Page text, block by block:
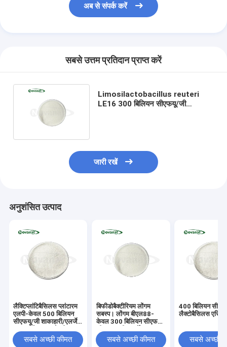
अब से संपर्क करें
सबसे उत्तम प्रतिदान प्राप्त करें
Limosilactobacillus reuteri
LE16 300 बिलियन सीएफयू/जी
जारी रखें
अनुशंसित उत्पाद
लैक्टिप्लांटिबैसिलस प्लांटारम
एलपी-केवल 500 बिलियन
सीएफयू/जी शाकाहारी/एलर्जेन
सबसे अच्छी कीमत
बिफीडोबैक्टीरियम लोंगम
सबस्प। लोंगम बीएल88-
केवल 300 बिलियन सीएफयू/
ग्लूटेन मुक्त/डेयरी मुक्त
सबसे अच्छी कीमत
400 बिलियन
लैक्टोबैसिलस
सबसे अच्छी